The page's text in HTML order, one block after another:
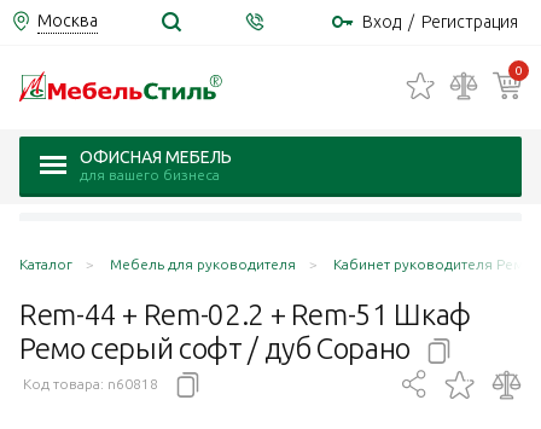
Москва Вход / Регистрация
0
ОФИСНАЯ МЕБЕЛЬ
для вашего бизнеса
Каталог Мебель для руководителя Кабинет руководителя Ремо
Rem-44 + Rem-02.2 + Rem-51 Шкаф
Ремо серый софт / дуб Сорано
Код товара: n60818